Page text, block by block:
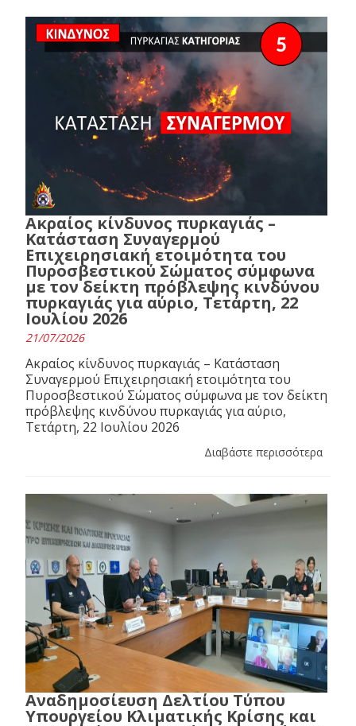
Ακραίος κίνδυνος πυρκαγιάς –
Κατάσταση Συναγερμού
Επιχειρησιακή ετοιμότητα του
Πυροσβεστικού Σώματος σύμφωνα
με τον δείκτη πρόβλεψης κινδύνου
πυρκαγιάς για αύριο, Τετάρτη, 22
Ιουλίου 2026
21/07/2026
Ακραίος κίνδυνος πυρκαγιάς – Κατάσταση
Συναγερμού Επιχειρησιακή ετοιμότητα του
Πυροσβεστικού Σώματος σύμφωνα με τον δείκτη
πρόβλεψης κινδύνου πυρκαγιάς για αύριο,
Τετάρτη, 22 Ιουλίου 2026
Διαβάστε περισσότερα
Αναδημοσίευση Δελτίου Τύπου
Υπουργείου Κλιματικής Κρίσης και